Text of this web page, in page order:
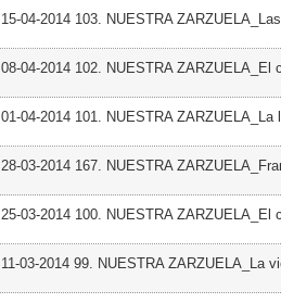
15-04-2014 103. NUESTRA
08-04-2014 102. NUESTRA ZARZUELA_El
01-04-2014 101. NUESTRA ZARZUELA_La
28-03-2014 167. NUESTRA
25-03-2014 100. NUESTRA
11-03-2014 99. NUESTRA ZARZUELA_La